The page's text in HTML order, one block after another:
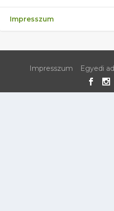
Impresszum
Impresszum Egyedi